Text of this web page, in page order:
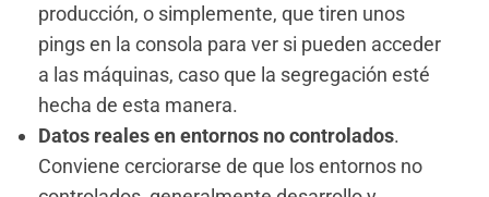
producción, o simplemente, que tiren unos
pings en la consola para ver si pueden acceder
a las máquinas, caso que la segregación esté
hecha de esta manera.
Datos reales en entornos no controlados.
Conviene cerciorarse de que los entornos no